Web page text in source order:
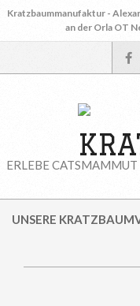
Skip
Kratzbaummanufaktur -
an der Orla OT
ERLEBE
Navigation
UNSERE